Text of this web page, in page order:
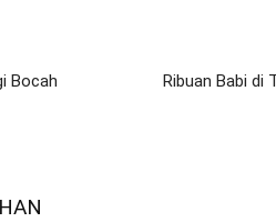
Bocah
Ribuan Babi di